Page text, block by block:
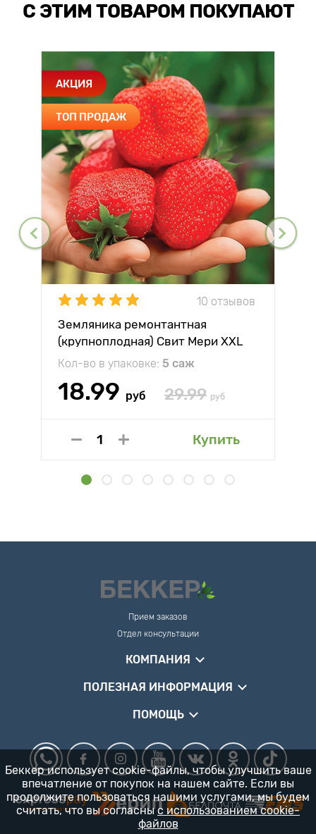
С ЭТИМ ТОВАРОМ ПОКУПАЮТ
АКЦИЯ
ТОП ПРОДАЖ
10 отзывов
Земляника ремонтантная
(крупноплодная) Свит Мери XXL
Кол-во в упаковке: 5 саж
18.99 руб 29.99 руб
Купить
Прием заказов
Отдел консультации
КОМПАНИЯ
ПОЛЕЗНАЯ ИНФОРМАЦИЯ
ПОМОЩЬ
Беккер использует cookie-файлы, чтобы улучшить ваше
впечатление от покупок на нашем сайте. Если вы
продолжите пользоваться нашими услугами, мы будем
считать, что вы согласны с использованием cookie-
файлов